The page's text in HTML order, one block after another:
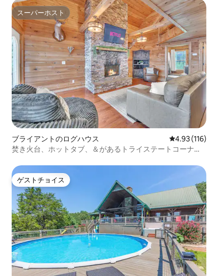
スーパーホスト
スーパーホスト
ブライアントのログハウス レビュー116
4.93 (116)
焚き火台、ホットタブ、＆があるトライステートコーナー
ゲストチョイス
ゲストチョイス